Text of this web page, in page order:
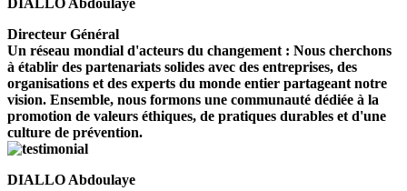
Directeur Général
Un réseau mondial d'acteurs du changement : Nous cherchons
à établir des partenariats solides avec des entreprises, des
organisations et des experts du monde entier partageant notre
vision. Ensemble, nous formons une communauté dédiée à la
promotion de valeurs éthiques, de pratiques durables et d'une
culture de prévention.
DIALLO Abdoulaye